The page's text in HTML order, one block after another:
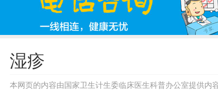
湿疹
本网页的内容由国家卫生计生委临床医生科普办公室提供内